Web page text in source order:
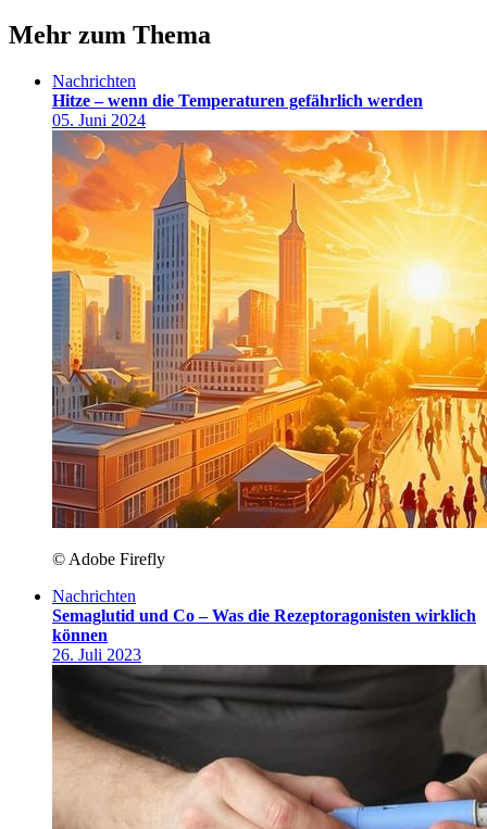
Mehr zum Thema
Nachrichten
Hitze – wenn die Temperaturen gefährlich werden
05. Juni 2024
© Adobe Firefly
Nachrichten
Semaglutid und Co – Was die Rezeptoragonisten wirklich
können
26. Juli 2023